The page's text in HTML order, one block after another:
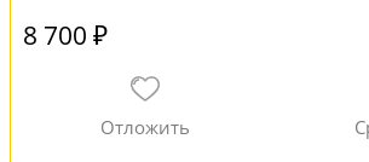
8 700 ₽